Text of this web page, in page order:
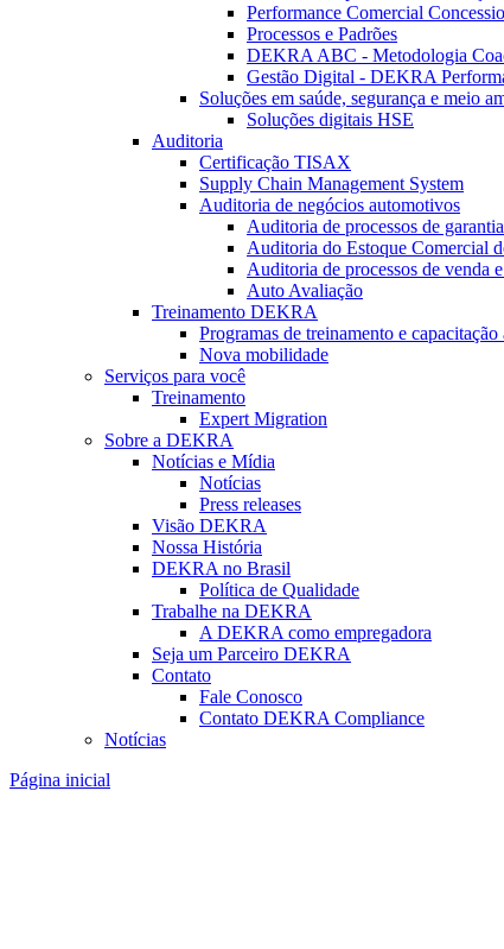
Performance Comercial
Processos e Padrões
DEKRA ABC - Metodologia
Gestão Digital - DEKRA
Soluções em saúde, segurança e meio
Soluções digitais HSE
Auditoria
Certificação TISAX
Supply Chain Management System
Auditoria de negócios automotivos
Auditoria de processos de garantia
Auditoria do Estoque Comercial
Auditoria de processos de venda
Auto Avaliação
Treinamento DEKRA
Programas de treinamento e
Nova mobilidade
Serviços para você
Treinamento
Expert Migration
Sobre a DEKRA
Notícias e Mídia
Notícias
Press releases
Visão DEKRA
Nossa História
DEKRA no Brasil
Política de Qualidade
Trabalhe na DEKRA
A DEKRA como empregadora
Seja um Parceiro DEKRA
Contato
Fale Conosco
Contato DEKRA Compliance
Notícias
Página inicial